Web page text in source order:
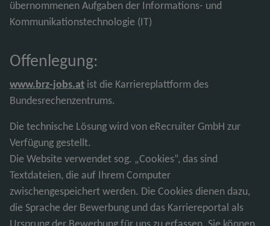
übernommenen Aufgaben der Informations- und
Kommunikationstechnologie (IT)
Offenlegung:
www.brz-jobs.at ist die Karriereplattform des
Bundesrechenzentrums.
Die technische Lösung wird von eRecruiter GmbH zur
Verfügung gestellt.
Die Website verwendet sog. „Cookies“, das sind
Textdateien, die auf Ihrem Computer
zwischengespeichert werden. Die Cookies dienen dazu,
die Sprache der Bewerbung und das Karriereportal als